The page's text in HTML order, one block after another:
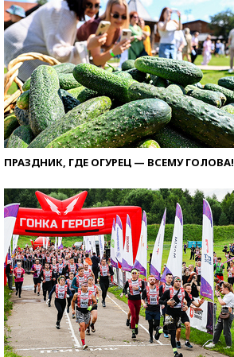
ПРАЗДНИК, ГДЕ ОГУРЕЦ — ВСЕМУ ГОЛОВА!